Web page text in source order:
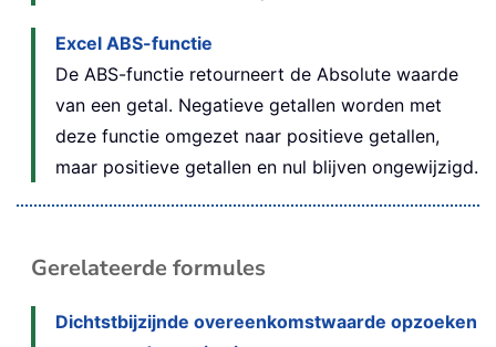
Excel ABS-functie
De ABS-functie retourneert de Absolute waarde
van een getal. Negatieve getallen worden met
deze functie omgezet naar positieve getallen,
maar positieve getallen en nul blijven ongewijzigd.
Gerelateerde formules
Dichtstbijzijnde overeenkomstwaarde opzoeken